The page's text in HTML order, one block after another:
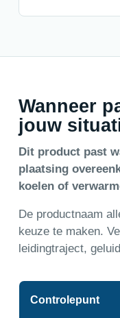
Wanneer
jouw
Dit product past
plaatsing
koelen of
De productnaam
keuze te maken.
leidingtraject,
Controlepunt